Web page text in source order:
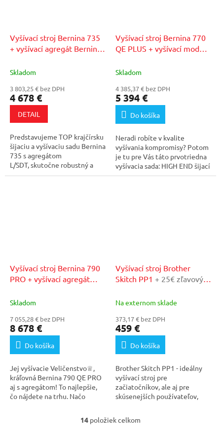
Vyšívací stroj Bernina 735
+ vyšívací agregát Bernina
v našom autorizovanom
Skladom
3 803,25 € bez DPH
4 678 €
DETAIL
Predstavujeme TOP krajčírsku
šijaciu a vyšívaciu sadu Bernina
735 s agregátom
L/SDT, skutočne robustný a
prepracovaný...
Vyšívací stroj Bernina 770
QE PLUS + vyšívací modul
v našom autorizovanom
Skladom
4 385,37 € bez DPH
5 394 €
Do košíka
Neradi robíte v kvalite
vyšívania kompromisy? Potom
je tu pre Vás táto prvotriedna
vyšívacia sada: HIGH END šijací
stroj s...
Vyšívací stroj Bernina 790
PRO + vyšívací agregát
v našom autorizovanom
Skladom
7 055,28 € bez DPH
8 678 €
Do košíka
Jej vyšívacie Veličenstvo♕,
kráľovná Bernina 790 QE PRO
aj s agregátom! To najlepšie,
čo nájdete na trhu. Načo
Vyšívací stroj Brother
Skitch PP1 + 25€ zľavový
autorizovanom servise
Na externom sklade
373,17 € bez DPH
459 €
Do košíka
Brother Skitch PP1 - ideálny
vyšívací stroj pre
začiatočníkov, ale aj pre
skúsenejších používateľov,
O
14 položiek celkom